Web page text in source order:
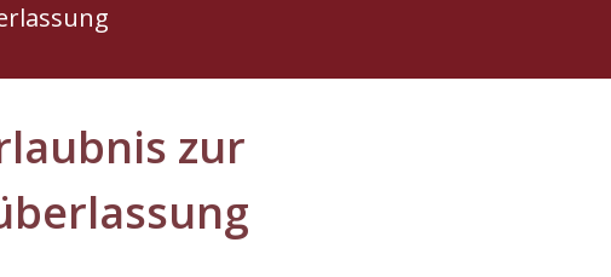
zur